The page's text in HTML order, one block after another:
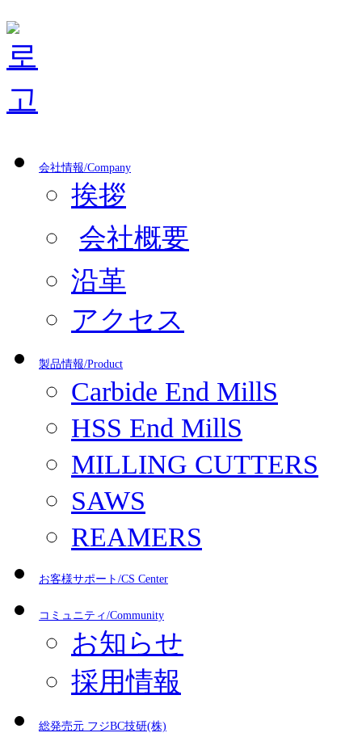
会社情報/Company
挨拶
会社概要
沿革
アクセス
製品情報/Product
Carbide End MillS
HSS End MillS
MILLING CUTTERS
SAWS
REAMERS
お客様サポート/CS Center
コミュニティ/Community
お知らせ
採用情報
総発売元 フジBC技研(株)